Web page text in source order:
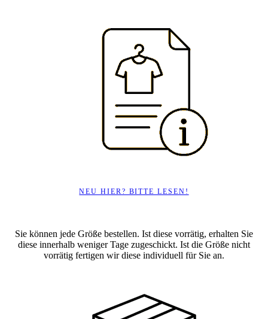
NEU HIER? BITTE LESEN!
Sie können jede Größe bestellen. Ist diese vorrätig, erhalten Sie
diese innerhalb weniger Tage zugeschickt. Ist die Größe nicht
vorrätig fertigen wir diese individuell für Sie an.